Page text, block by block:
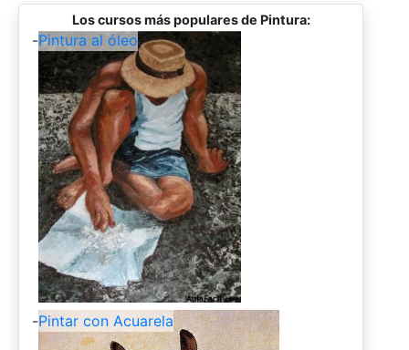
Los cursos más populares de Pintura:
-Pintura al óleo
-Pintar con Acuarela